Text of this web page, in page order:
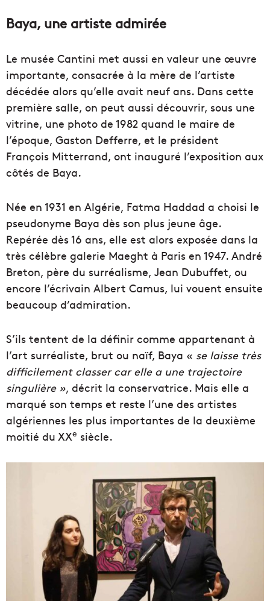
Baya, une artiste admirée
Le musée Cantini met aussi en valeur une œuvre
importante, consacrée à la mère de l’artiste
décédée alors qu’elle avait neuf ans. Dans cette
première salle, on peut aussi découvrir, sous une
vitrine, une photo de 1982 quand le maire de
l’époque, Gaston Defferre, et le président
François Mitterrand, ont inauguré l’exposition aux
côtés de Baya.
Née en 1931 en Algérie, Fatma Haddad a choisi le
pseudonyme Baya dès son plus jeune âge.
Repérée dès 16 ans, elle est alors exposée dans la
très célèbre galerie Maeght à Paris en 1947. André
Breton, père du surréalisme, Jean Dubuffet, ou
encore l’écrivain Albert Camus, lui vouent ensuite
beaucoup d’admiration.
S’ils tentent de la définir comme appartenant à
l’art surréaliste, brut ou naïf, Baya « se laisse très
difficilement classer car elle a une trajectoire
singulière », décrit la conservatrice. Mais elle a
marqué son temps et reste l’une des artistes
algériennes les plus importantes de la deuxième
moitié du XXe siècle.